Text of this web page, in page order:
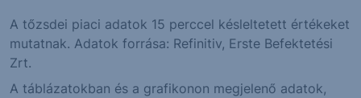
A tőzsdei piaci adatok 15 perccel késleltetett értékeket
mutatnak. Adatok forrása: Refinitiv, Erste Befektetési
Zrt.
A táblázatokban és a grafikonon megjelenő adatok,